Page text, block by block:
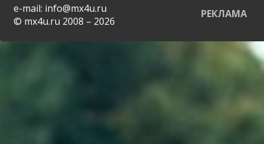
e-mail: info@mx4u.ru
© mx4u.ru 2008 – 2026
РЕКЛАМА